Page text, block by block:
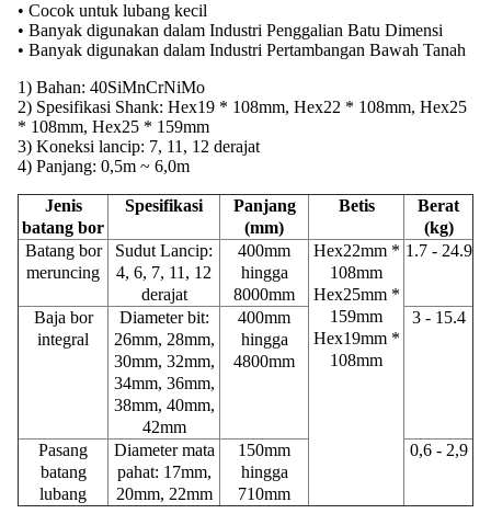
• Cocok untuk lubang kecil
• Banyak digunakan dalam Industri Penggalian Batu Dimensi
• Banyak digunakan dalam Industri Pertambangan Bawah Tanah
1) Bahan: 40SiMnCrNiMo
2) Spesifikasi Shank: Hex19 * 108mm, Hex22 * 108mm, Hex25
* 108mm, Hex25 * 159mm
3) Koneksi lancip: 7, 11, 12 derajat
4) Panjang: 0,5m ~ 6,0m
Jenis
batang bor
Spesifikasi
Panjang
(mm)
Betis
Berat
(kg)
Batang bor
meruncing
Sudut Lancip:
4, 6, 7, 11, 12
derajat
400mm
hingga
8000mm
Hex22mm *
108mm
Hex25mm *
159mm
Hex19mm *
108mm
1.7 - 24.9
Baja bor
integral
Diameter bit:
26mm, 28mm,
30mm, 32mm,
34mm, 36mm,
38mm, 40mm,
42mm
400mm
hingga
4800mm
3 - 15.4
Pasang
batang
lubang
Diameter mata
pahat: 17mm,
20mm, 22mm
150mm
hingga
710mm
0,6 - 2,9